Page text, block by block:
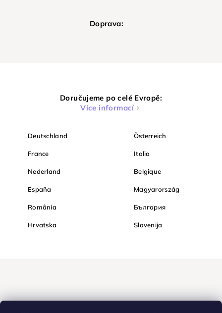
Doprava:
Doručujeme po celé Evropě:
Více informací
Deutschland Österreich
France Italia
Nederland Belgique
España Magyarország
România България
Hrvatska Slovenija